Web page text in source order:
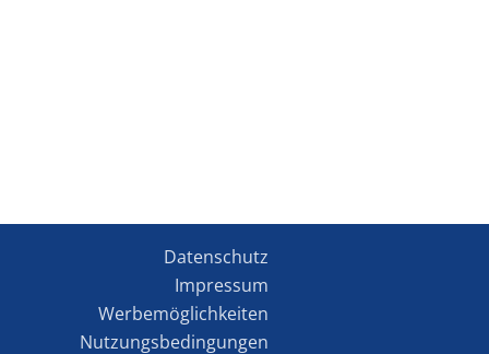
Datenschutz
Impressum
Werbemöglichkeiten
Nutzungsbedingungen